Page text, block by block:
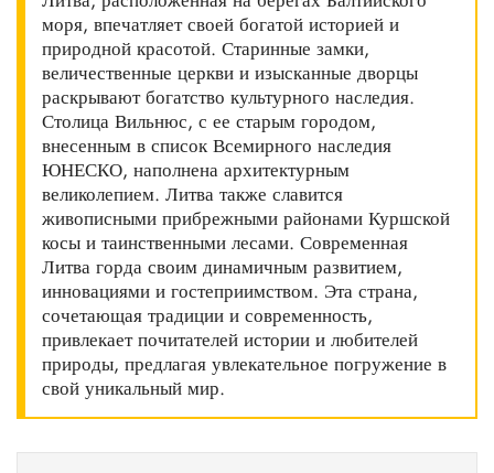
моря, впечатляет своей богатой историей и
природной красотой. Старинные замки,
величественные церкви и изысканные дворцы
раскрывают богатство культурного наследия.
Столица Вильнюс, с ее старым городом,
внесенным в список Всемирного наследия
ЮНЕСКО, наполнена архитектурным
великолепием. Литва также славится
живописными прибрежными районами Куршской
косы и таинственными лесами. Современная
Литва горда своим динамичным развитием,
инновациями и гостеприимством. Эта страна,
сочетающая традиции и современность,
привлекает почитателей истории и любителей
природы, предлагая увлекательное погружение в
свой уникальный мир.